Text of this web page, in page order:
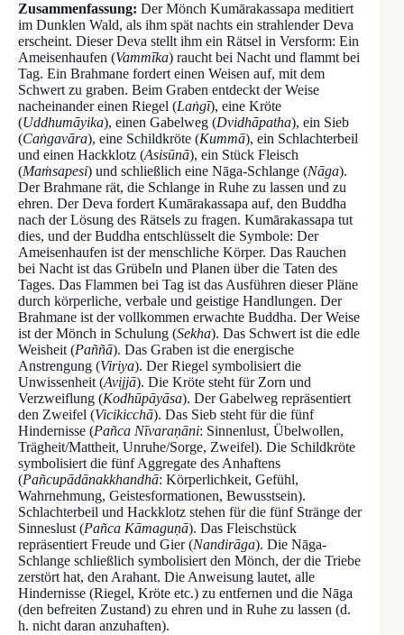
Zusammenfassung: Der Mönch Kumārakassapa meditiert
im Dunklen Wald, als ihm spät nachts ein strahlender Deva
erscheint. Dieser Deva stellt ihm ein Rätsel in Versform: Ein
Ameisenhaufen (Vammīka) raucht bei Nacht und flammt bei
Tag. Ein Brahmane fordert einen Weisen auf, mit dem
Schwert zu graben. Beim Graben entdeckt der Weise
nacheinander einen Riegel (Laṅgī), eine Kröte
(Uddhumāyika), einen Gabelweg (Dvidhāpatha), ein Sieb
(Caṅgavāra), eine Schildkröte (Kummā), ein Schlachterbeil
und einen Hackklotz (Asisūnā), ein Stück Fleisch
(Maṁsapesi) und schließlich eine Nāga-Schlange (Nāga).
Der Brahmane rät, die Schlange in Ruhe zu lassen und zu
ehren. Der Deva fordert Kumārakassapa auf, den Buddha
nach der Lösung des Rätsels zu fragen. Kumārakassapa tut
dies, und der Buddha entschlüsselt die Symbole: Der
Ameisenhaufen ist der menschliche Körper. Das Rauchen
bei Nacht ist das Grübeln und Planen über die Taten des
Tages. Das Flammen bei Tag ist das Ausführen dieser Pläne
durch körperliche, verbale und geistige Handlungen. Der
Brahmane ist der vollkommen erwachte Buddha. Der Weise
ist der Mönch in Schulung (Sekha). Das Schwert ist die edle
Weisheit (Paññā). Das Graben ist die energische
Anstrengung (Viriya). Der Riegel symbolisiert die
Unwissenheit (Avijjā). Die Kröte steht für Zorn und
Verzweiflung (Kodhūpāyāsa). Der Gabelweg repräsentiert
den Zweifel (Vicikicchā). Das Sieb steht für die fünf
Hindernisse (Pañca Nīvaraṇāni: Sinnenlust, Übelwollen,
Trägheit/Mattheit, Unruhe/Sorge, Zweifel). Die Schildkröte
symbolisiert die fünf Aggregate des Anhaftens
(Pañcupādānakkhandhā: Körperlichkeit, Gefühl,
Wahrnehmung, Geistesformationen, Bewusstsein).
Schlachterbeil und Hackklotz stehen für die fünf Stränge der
Sinneslust (Pañca Kāmaguṇā). Das Fleischstück
repräsentiert Freude und Gier (Nandirāga). Die Nāga-
Schlange schließlich symbolisiert den Mönch, der die Triebe
zerstört hat, den Arahant. Die Anweisung lautet, alle
Hindernisse (Riegel, Kröte etc.) zu entfernen und die Nāga
(den befreiten Zustand) zu ehren und in Ruhe zu lassen (d.
h. nicht daran anzuhaften).